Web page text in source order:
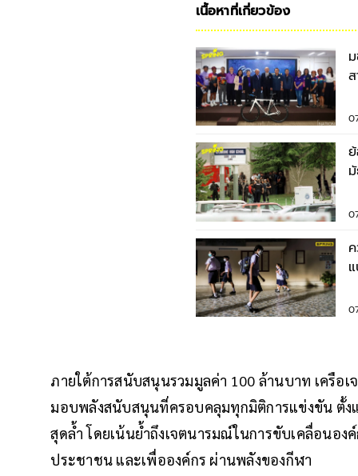
เนื้อหาที่เกี่ยวข้อง
มั
ภายใต้การสนับสนุนรวมมูลค่า 100 ล้านบาท เครือ
มอบพลังสนับสนุนที่ครอบคลุมทุกมิติการแข่งขัน ตั้ง
สุดล้ำ โดยเน้นย้ำถึงเจตนารมณ์ในการขับเคลื่อนอ
ประชาชน และเพื่อองค์กร ผ่านพลังของกีฬา